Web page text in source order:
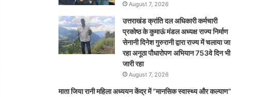
August 7, 2026
उत्तराखंड क्रांति दल अधिकारी कर्मचारी
प्रकोष्ठ के कुमाऊं मंडल अध्यक्ष राज्य निर्माण
सेनानी दिनेश गुरुरानी द्वारा राज्य में चलाया जा
रहा अनूठा पौधारोपण अभियान 753वे दिन भी
जारी रहा
August 7, 2026
माता जिया रानी महिला अध्ययन केंद्र में “मानसिक स्वास्थ्य और कल्याण”